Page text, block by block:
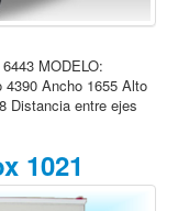
MODELO:
Ancho 1655 Alto
Distancia entre ejes
1021